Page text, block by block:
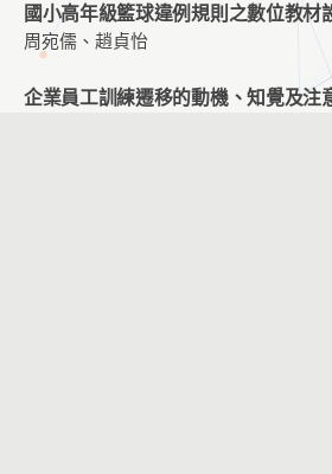
國小高年級籃球違例規則之數位教材
周宛儒、趙貞怡
企業員工訓練遷移的動機、知覺及注